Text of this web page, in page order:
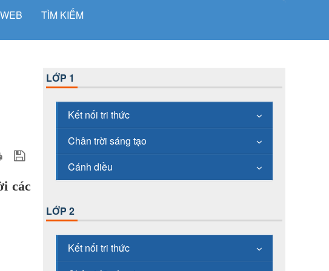
TÌM KIẾM
các
LỚP 1
Kết nối tri thức
Chân trời sáng tạo
Cánh diều
LỚP 2
Kết nối tri thức